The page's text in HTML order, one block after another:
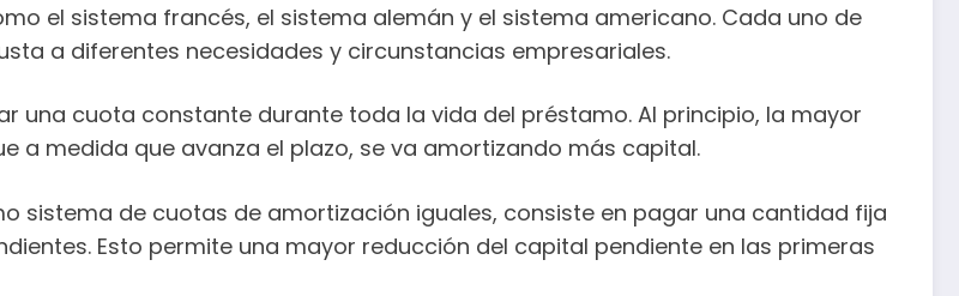
el sistema francés, el sistema alemán y el sistema americano. Cada uno de
a diferentes necesidades y circunstancias empresariales.
una cuota constante durante toda la vida del préstamo. Al principio, la mayor
a medida que avanza el plazo, se va amortizando más capital.
sistema de cuotas de amortización iguales, consiste en pagar una cantidad fija
Esto permite una mayor reducción del capital pendiente en las primeras